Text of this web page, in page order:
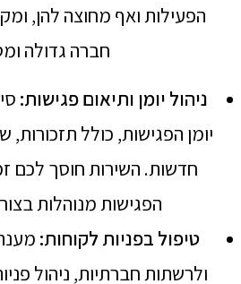
הפעילות ואף מחוצה להן,
חברה גדולה
ניהול יומן ותיאום פגישות:
יומן הפגישות, כולל תזכורות,
חדשות. השירות חוסך לכם
הפגישות מנוהלות
טיפול בפניות לקוחות:
ולרשתות חברתיות, ניהול